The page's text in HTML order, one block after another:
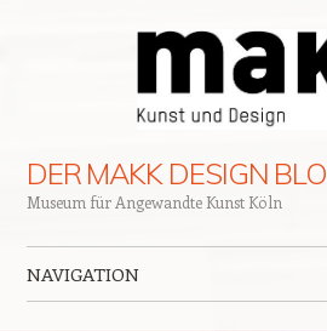
DER MAKK DESIGN
Museum für Angewandte Kunst Köln
NAVIGATION